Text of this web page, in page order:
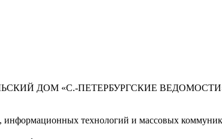
ДОМ «С.-ПЕТЕРБУРГСКИЕ
технологий и массовых